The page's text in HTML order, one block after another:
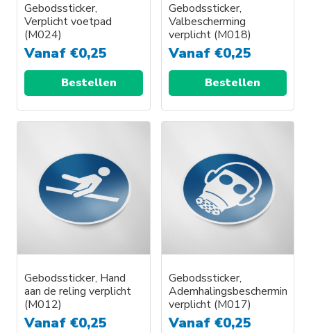
de
productpagina
de
productpagina
Gebodssticker,
Verplicht voetpad
(M024)
Vanaf €0,25
Bestellen
Gebodssticker,
Valbescherming
verplicht (M018)
Vanaf €0,25
Bestellen
Gebodssticker, Hand
aan de reling verplicht
(M012)
Vanaf €0,25
Gebodssticker,
Ademhalingsbescherming
verplicht (M017)
Vanaf €0,25